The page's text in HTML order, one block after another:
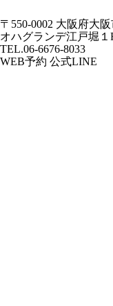
〒550-0002 大阪府大
オハグランデ江戸堀１
TEL.06-6676-8033
WEB予約 公式LINE